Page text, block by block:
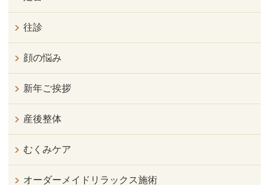
往診
顔の悩み
新年ご挨拶
産後整体
むくみケア
オーダーメイドリラックス施術